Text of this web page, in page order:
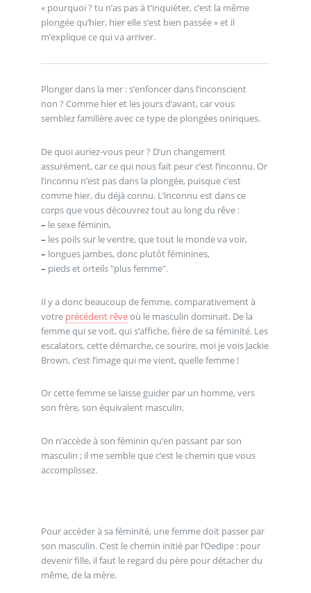
« pourquoi ? tu n’as pas à t’inquiéter, c’est la même
plongée qu’hier, hier elle s’est bien passée » et il
m’explique ce qui va arriver.
Plonger dans la mer : s’enfoncer dans l’inconscient
non ? Comme hier et les jours d’avant, car vous
semblez familière avec ce type de plongées oniriques.
De quoi auriez-vous peur ? D’un changement
assurément, car ce qui nous fait peur c’est l’inconnu. Or
l’inconnu n’est pas dans la plongée, puisque c’est
comme hier, du déjà connu. L’inconnu est dans ce
corps que vous découvrez tout au long du rêve :
– le sexe féminin,
– les poils sur le ventre, que tout le monde va voir,
– longues jambes, donc plutôt féminines,
– pieds et orteils "plus femme".
Il y a donc beaucoup de femme, comparativement à
votre précédent rêveoù le masculin dominait. De la
femme qui se voit, qui s’affiche, fière de sa féminité. Les
escalators, cette démarche, ce sourire, moi je vois Jackie
Brown, c’est l’image qui me vient, quelle femme !
Or cette femme se laisse guider par un homme, vers
son frère, son équivalent masculin.
On n’accède à son féminin qu’en passant par son
masculin ; il me semble que c’est le chemin que vous
accomplissez.
Pour accéder à sa féminité, une femme doit passer par
son masculin. C’est le chemin initié par l’Oedipe : pour
devenir fille, il faut le regard du père pour détacher du
même, de la mère.